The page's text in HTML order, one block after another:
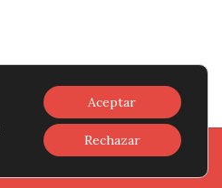
Contacto
Aceptar
Rechazar